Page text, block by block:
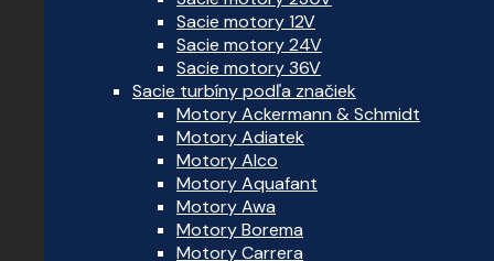
Sacie motory 12V
Sacie motory 24V
Sacie motory 36V
Sacie turbíny podľa značiek
Motory Ackermann & Schmidt
Motory Adiatek
Motory Alco
Motory Aquafant
Motory Awa
Motory Borema
Motory Carrera